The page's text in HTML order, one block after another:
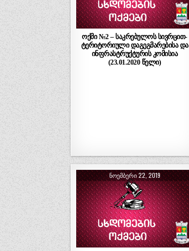
ოქმი №2 – საკრებულოს სივრცით-
ტერიტორიული დაგეგმარებისა და
ინფრასტრუქტურის კომისია
(23.01.2020 წელი)
ᲜᲝᲔᲛᲑᲔᲠᲘ 22, 2019